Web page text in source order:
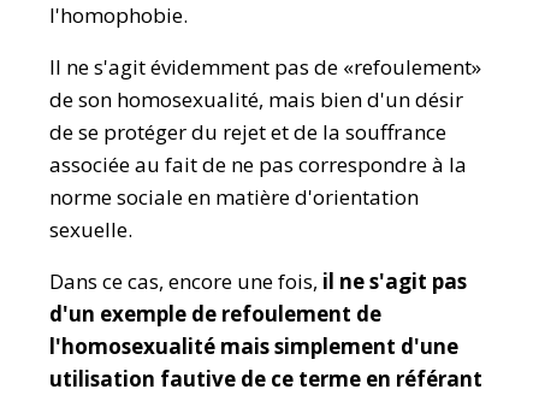
l'homophobie.
Il ne s'agit évidemment pas de «refoulement»
de son homosexualité, mais bien d'un désir
de se protéger du rejet et de la souffrance
associée au fait de ne pas correspondre à la
norme sociale en matière d'orientation
sexuelle.
Dans ce cas, encore une fois, il ne s'agit pas
d'un exemple de refoulement de
l'homosexualité mais simplement d'une
utilisation fautive de ce terme en référant